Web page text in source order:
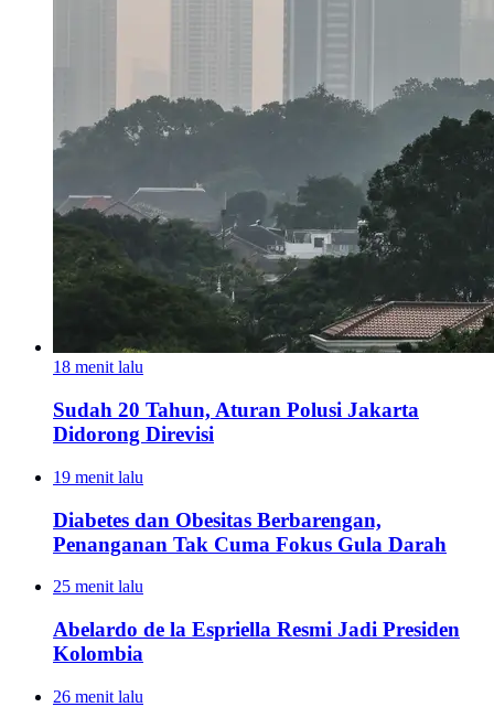
18 menit lalu
Sudah 20 Tahun, Aturan Polusi Jakarta
Didorong Direvisi
19 menit lalu
Diabetes dan Obesitas Berbarengan,
Penanganan Tak Cuma Fokus Gula Darah
25 menit lalu
Abelardo de la Espriella Resmi Jadi Presiden
Kolombia
26 menit lalu